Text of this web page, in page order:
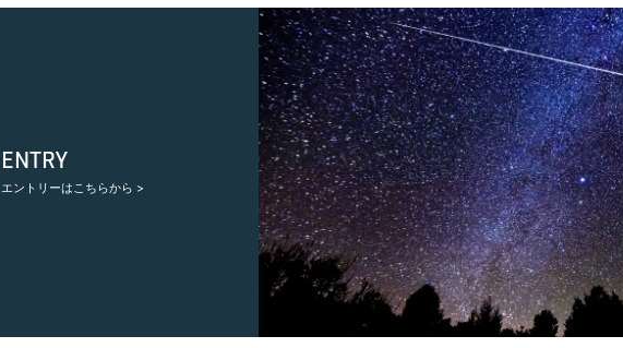
ENTRY
エントリーはこちらから >